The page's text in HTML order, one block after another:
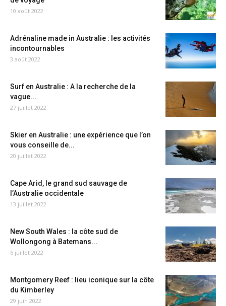
10 août 2022
Adrénaline made in Australie : les activités
incontournables
3 août 2022
Surf en Australie : A la recherche de la
vague...
27 juillet 2022
Skier en Australie : une expérience que l’on
vous conseille de...
20 juillet 2022
Cape Arid, le grand sud sauvage de
l’Australie occidentale
13 juillet 2022
New South Wales : la côte sud de
Wollongong à Batemans...
6 juillet 2022
Montgomery Reef : lieu iconique sur la côte
du Kimberley
29 juin 2022